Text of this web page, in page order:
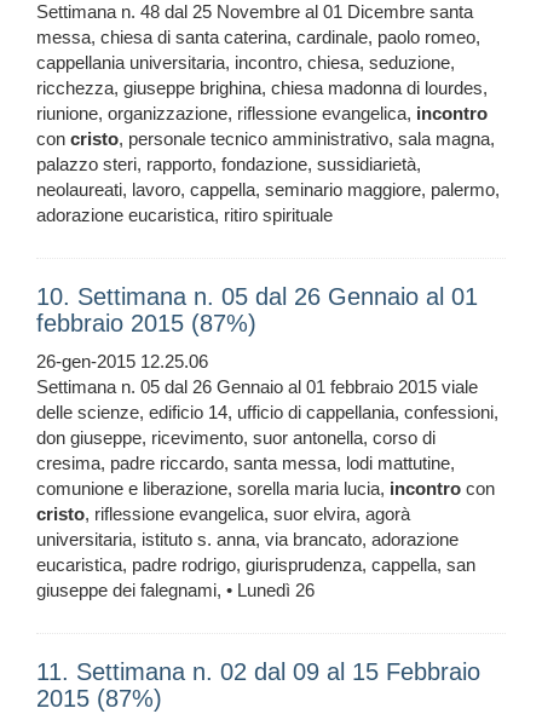
Settimana n. 48 dal 25 Novembre al 01 Dicembre santa
messa, chiesa di santa caterina, cardinale, paolo romeo,
cappellania universitaria, incontro, chiesa, seduzione,
ricchezza, giuseppe brighina, chiesa madonna di lourdes,
riunione, organizzazione, riflessione evangelica, incontro
con cristo, personale tecnico amministrativo, sala magna,
palazzo steri, rapporto, fondazione, sussidiarietà,
neolaureati, lavoro, cappella, seminario maggiore, palermo,
adorazione eucaristica, ritiro spirituale
10. Settimana n. 05 dal 26 Gennaio al 01
febbraio 2015 (87%)
26-gen-2015 12.25.06
Settimana n. 05 dal 26 Gennaio al 01 febbraio 2015 viale
delle scienze, edificio 14, ufficio di cappellania, confessioni,
don giuseppe, ricevimento, suor antonella, corso di
cresima, padre riccardo, santa messa, lodi mattutine,
comunione e liberazione, sorella maria lucia, incontro con
cristo, riflessione evangelica, suor elvira, agorà
universitaria, istituto s. anna, via brancato, adorazione
eucaristica, padre rodrigo, giurisprudenza, cappella, san
giuseppe dei falegnami, • Lunedì 26
11. Settimana n. 02 dal 09 al 15 Febbraio
2015 (87%)